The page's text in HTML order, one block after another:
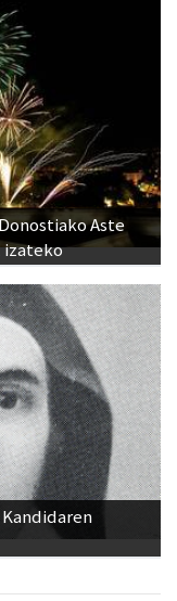
Aste
izateko